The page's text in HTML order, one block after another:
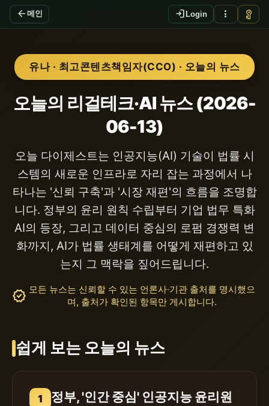
arrow_back 메인 login Login more_vert vpn_key
유나 · 최고콘텐츠책임자(CCO) · 오늘의 뉴스
오늘의 리걸테크·AI 뉴스 (2026-
06-13)
오늘 다이제스트는 인공지능(AI) 기술이 법률 시
스템의 새로운 인프라로 자리 잡는 과정에서 나
타나는 '신뢰 구축'과 '시장 재편'의 흐름을 조명합
니다. 정부의 윤리 원칙 수립부터 기업 법무 특화
AI의 등장, 그리고 데이터 중심의 로펌 경쟁력 변
화까지, AI가 법률 생태계를 어떻게 재편하고 있
는지 그 맥락을 짚어드립니다.
verified 모든 뉴스는 신뢰할 수 있는 언론사·기관 출처를 명시했으
며, 출처가 확인된 항목만 게시합니다.
쉽게 보는 오늘의 뉴스
1
정부, '인간 중심' 인공지능 윤리원